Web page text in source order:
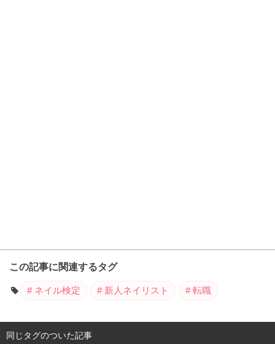
この記事に関連するタグ
ネイル検定 新人ネイリスト 転職
同じタグのついた記事